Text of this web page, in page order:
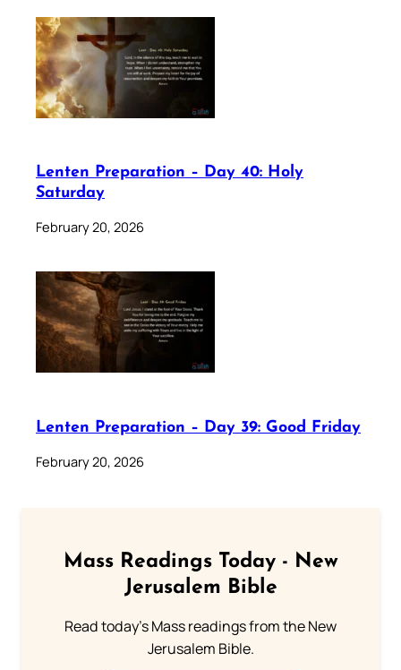
Lenten Preparation – Day 40: Holy
Saturday
February 20, 2026
Lenten Preparation – Day 39: Good Friday
February 20, 2026
Mass Readings Today - New
Jerusalem Bible
Read today's Mass readings from the New
Jerusalem Bible.